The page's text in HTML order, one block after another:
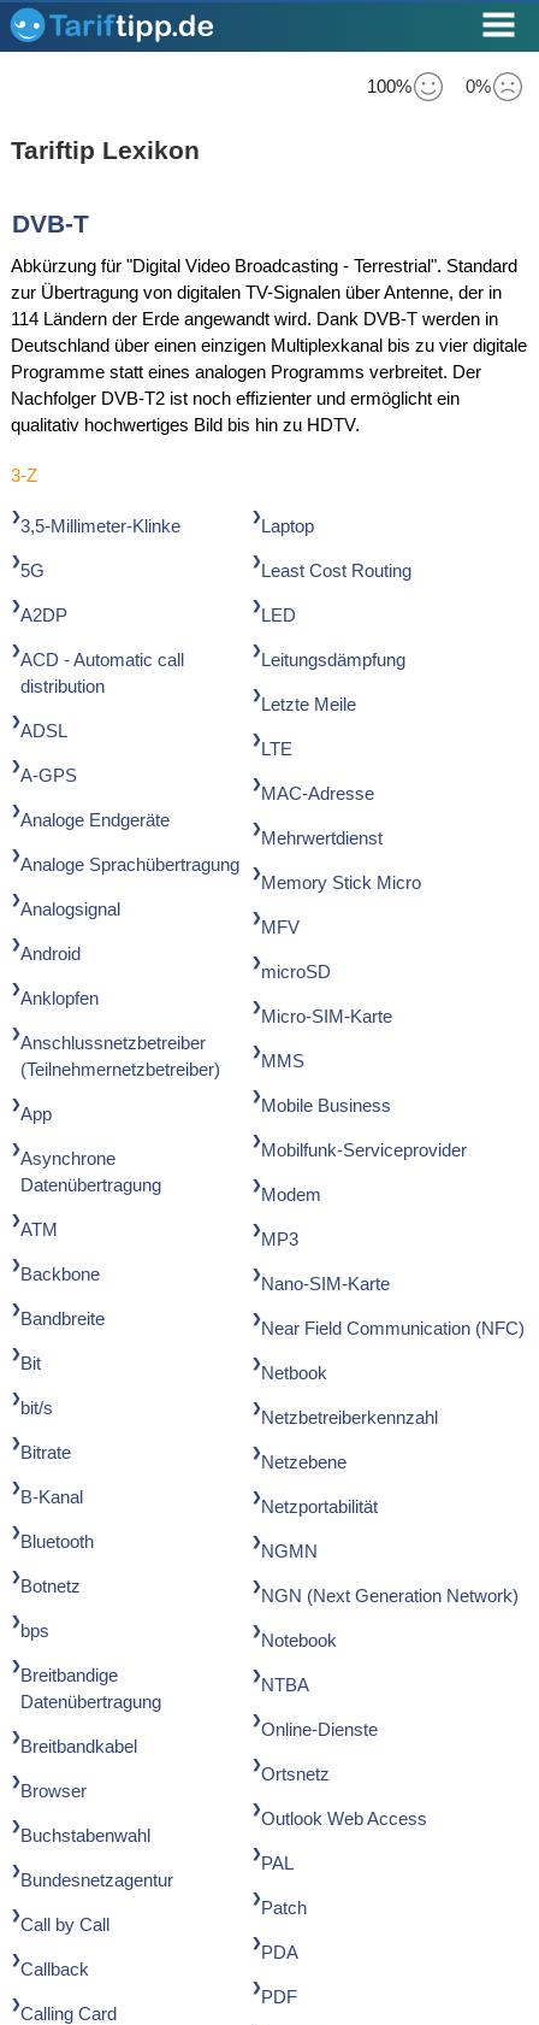
100% 0%
Tariftip Lexikon
DVB-T
Abkürzung für "Digital Video Broadcasting - Terrestrial". Standard
zur Übertragung von digitalen TV-Signalen über Antenne, der in
114 Ländern der Erde angewandt wird. Dank DVB-T werden in
Deutschland über einen einzigen Multiplexkanal bis zu vier digitale
Programme statt eines analogen Programms verbreitet. Der
Nachfolger DVB-T2 ist noch effizienter und ermöglicht ein
qualitativ hochwertiges Bild bis hin zu HDTV.
3-Z
3,5-Millimeter-Klinke
5G
A2DP
ACD - Automatic call
distribution
ADSL
A-GPS
Analoge Endgeräte
Analoge Sprachübertragung
Analogsignal
Android
Anklopfen
Anschlussnetzbetreiber
(Teilnehmernetzbetreiber)
App
Asynchrone
Datenübertragung
ATM
Backbone
Bandbreite
Bit
bit/s
Bitrate
B-Kanal
Bluetooth
Botnetz
bps
Breitbandige
Datenübertragung
Breitbandkabel
Browser
Buchstabenwahl
Bundesnetzagentur
Call by Call
Callback
Calling Card
Laptop
Least Cost Routing
LED
Leitungsdämpfung
Letzte Meile
LTE
MAC-Adresse
Mehrwertdienst
Memory Stick Micro
MFV
microSD
Micro-SIM-Karte
MMS
Mobile Business
Mobilfunk-Serviceprovider
Modem
MP3
Nano-SIM-Karte
Near Field Communication (NFC)
Netbook
Netzbetreiberkennzahl
Netzebene
Netzportabilität
NGMN
NGN (Next Generation Network)
Notebook
NTBA
Online-Dienste
Ortsnetz
Outlook Web Access
PAL
Patch
PDA
PDF